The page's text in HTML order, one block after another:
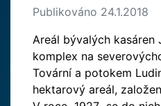
Publikováno 24.1.2018
Areál bývalých
komplex na
Tovární a potokem
hektarový areál,